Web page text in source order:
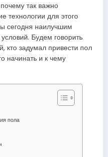
так важно
технологии для этого
сегодня наилучшим
Будем говорить
кто задумал привести пол
начинать и к чему
пола